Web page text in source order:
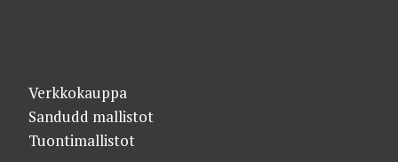
Verkkokauppa
Sandudd mallistot
Tuontimallistot